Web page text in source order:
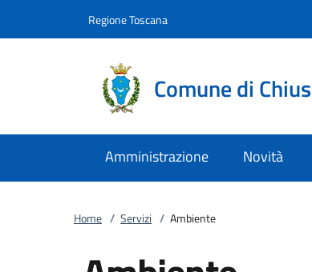
Regione Toscana
Comune di
Amministrazione Novità
Home / Servizi / Ambiente